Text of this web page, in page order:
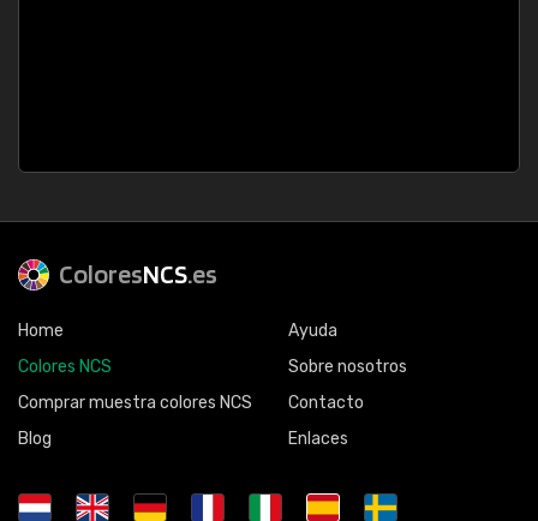
ColoresNCS.es
Home
Colores NCS
Comprar muestra colores NCS
Blog
Ayuda
Sobre nosotros
Contacto
Enlaces